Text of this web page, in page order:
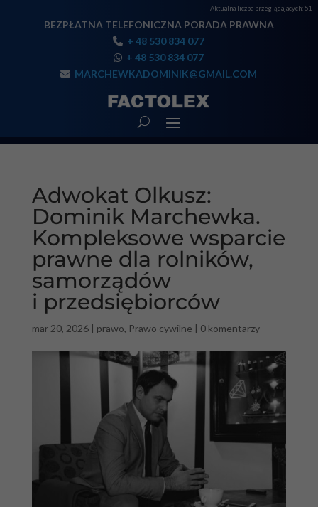
Aktualna liczba przeglądajacych: 51
BEZPŁATNA TELEFONICZNA PORADA PRAWNA
+ 48 530 834 077
+ 48 530 834 077
MARCHEWKADOMINIK@GMAIL.COM
Adwokat Olkusz:
Dominik Marchewka.
Kompleksowe wsparcie
prawne dla rolników,
samorządów
i przedsiębiorców
mar 20, 2026| prawo, Prawo cywilne | 0 komentarzy